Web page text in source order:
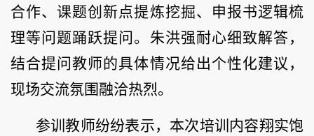
合作、课题创新点提炼挖掘、申报书逻辑梳
理等问题踊跃提问。朱洪强耐心细致解答，
结合提问教师的具体情况给出个性化建议，
现场交流氛围融洽热烈。
参训教师纷纷表示，本次培训内容翔实饱